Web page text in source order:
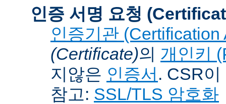
인증 서명 요청
인증기관 (Certification
(Certificate)의 개인키
지않은 인증서 . CSR
참고: SSL/TLS 암호화